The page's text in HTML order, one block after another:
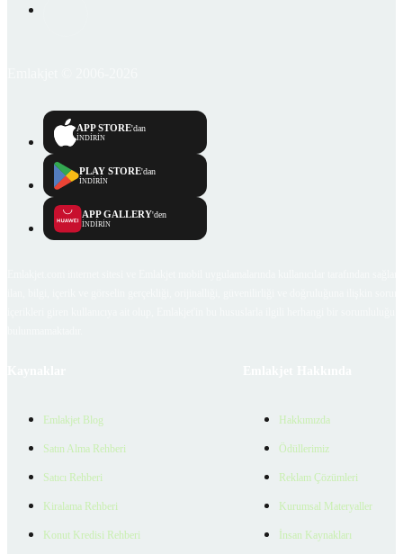
APP STORE'dan
İNDİRİN
PLAY STORE'dan
İNDİRİN
APP GALLERY'den
İNDİRİN
Emlakjet Blog
Satın Alma Rehberi
Satıcı Rehberi
Kiralama Rehberi
Konut Kredisi Rehberi
Hakkımızda
Ödüllerimiz
Reklam Çözümleri
Kurumsal Materyaller
İnsan Kaynakları